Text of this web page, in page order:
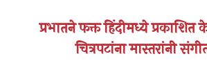
प्रभातने फक्त हिंदीमध्ये
चित्रपटांना मास्तरांनी